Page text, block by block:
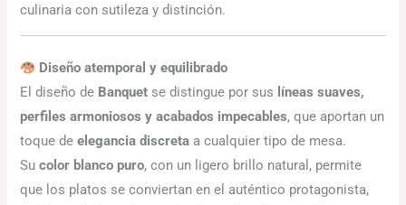
culinaria con sutileza y distinción.
Diseño atemporal y equilibrado
El diseño de Banquet se distingue por sus líneas suaves,
perfiles armoniosos y acabados impecables, que aportan un
toque deelegancia discreta a cualquier tipo de mesa.
Sucolor blanco puro, con un ligero brillo natural, permite
que los platos se conviertan en el auténtico protagonista,